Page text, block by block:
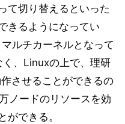
て切り替えるといった
きるようになってい
ルチカーネルとなって
、Linuxの上で、理研
させることができるの
ノードのリソースを効
ができる。